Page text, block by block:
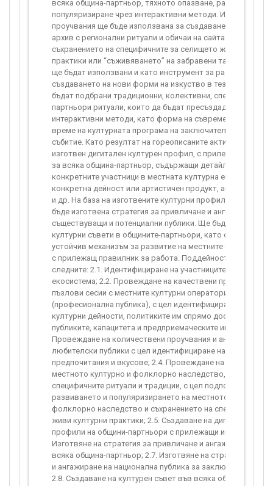
всяка община-партньор, тяхното опазване, развиване и
популяризиране чрез интерактивни методи.
проучвания ще бъде използвана за създаването на
архив с регионални ритуали и обичаи на сайта на проекта,
съхранението на специфичните за селището живи
практики или “съживяването” на забравени такива.
ще бъдат използвани и като инструмент за развиване и
създаването на нови форми на изкуство в тези региони.
бъдат подбрани традиционни, колективни, специфични за
партньори ритуали, които да бъдат пресъздадени чрез
интерактивни методи, като форма на съвременно
време на културната програма на заключителното
събитие. Като резултат на гореописаните активности, ще
изготвен дигитален културен профил, с прилежаща
за всяка община-партньор, съдържащи детайлна
конкретните участници в местната културна екосистема,
конкретна дейност или артистичен продукт, актуални
и др. На база на изготвените културни профили, за всяка
бъде изготвена стратегия за привличане и ангажиране на
съществуващи и потенциални публики. Ще бъдат
културни съвети в общините-партньори, като своеобразен
устойчив механизъм за развитие на местните културни
с прилежащ правилник за работа. Поддейностите по
следните: 2.1. Идентифициране на участниците в местната
екосистема; 2.2. Провеждане на качествени проучвания
пъзлови сесии с местните културни оператори и културни
(професионална публика), с цел идентифициране на
културни дейности, политиките им спрямо достъп и
публиките, капацитета и предприемаческите им познания;
Провеждане на количествени проучвания и анализ на
любителски публики с цел идентифициране на техните
предпочитания и вкусове; 2.4. Провеждане на проучвания
местното културно и фолклорно наследство, в частност
специфичните ритуали и традиции, с цел подпомагане
развиването и популяризирането на местното културно и
фолклорно наследство и съхранението на специфични
живи културни практики; 2.5. Създаване на дигитални
профили на общини-партньори с прилежащи инфографики;
Изготвяне на стратегия за привличане и ангажиране на
всяка община-партньор; 2.7. Изготвяне на стратегия за
и ангажиране на национална публика за заключителното
2.8. Създаване на културен съвет във всяка община-